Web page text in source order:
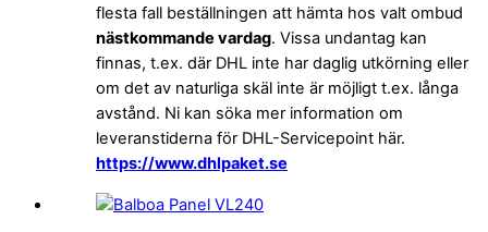
flesta fall beställningen att hämta hos valt ombud
nästkommande vardag. Vissa undantag kan
finnas, t.ex. där DHL inte har daglig utkörning eller
om det av naturliga skäl inte är möjligt t.ex. långa
avstånd. Ni kan söka mer information om
leveranstiderna för DHL-Servicepoint här.
https://www.dhlpaket.se